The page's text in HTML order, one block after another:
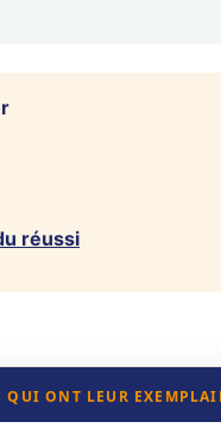
réussi
QUI ONT LEUR